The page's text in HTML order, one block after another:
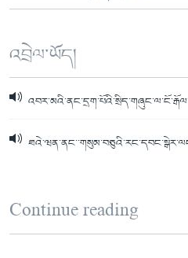
འབྲེལ་ཡོད།
Continue reading